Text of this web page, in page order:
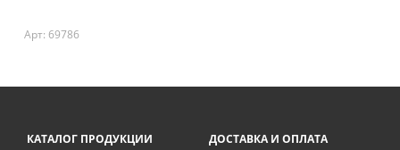
Арт: 69786
КАТАЛОГ ПРОДУКЦИИ ДОСТАВКА И ОПЛАТА